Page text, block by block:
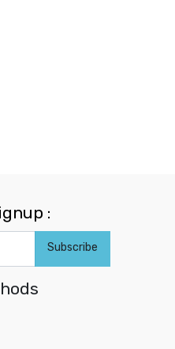
:
Subscribe